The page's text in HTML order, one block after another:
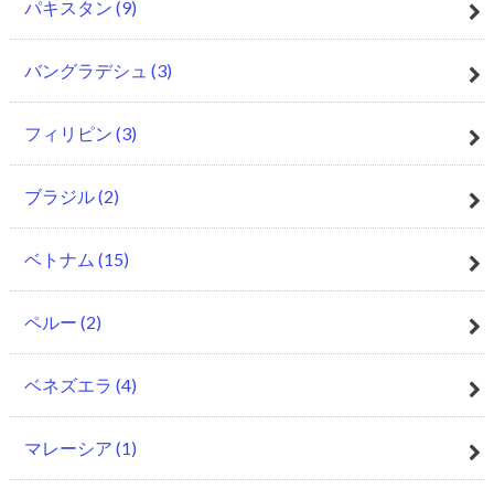
パキスタン (9)
バングラデシュ (3)
フィリピン (3)
ブラジル(2)
ベトナム (15)
ペルー (2)
ベネズエラ (4)
マレーシア (1)